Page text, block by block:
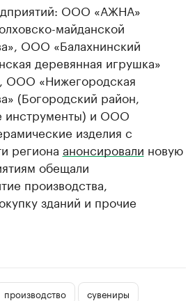
ООО «АЖНА»
майданской
ООО «Балахнинский
деревянная игрушка»
ООО «Нижегородская
(Богородский район,
инструменты) и ООО
изделия с
региона анонсировали новую
обещали
производства,
зданий и прочие
производство
сувениры